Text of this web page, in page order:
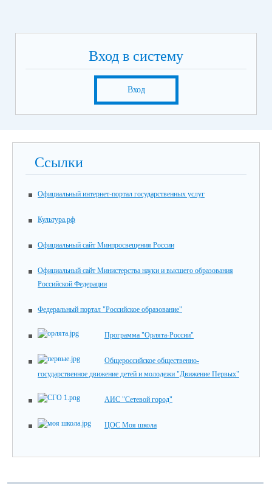
Вход в систему
Вход
Ссылки
Официальный интернет-портал государственных услуг
Культура.рф
Официальный сайт Минпросвещения России
Официальный сайт Министерства науки и высшего образования
Российской Федерации
Федеральный портал "Российское образование"
Программа "Орлята-России"
Общероссийское общественно-
государственное движение детей и молодежи "Движение Первых"
АИС "Сетевой город"
ЦОС Моя школа